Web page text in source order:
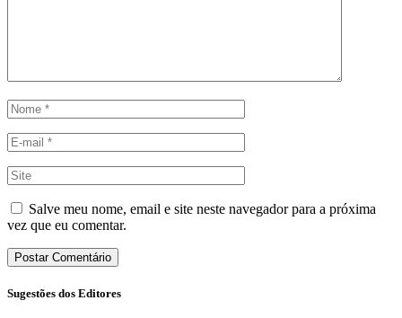
Salve meu nome, email e site neste navegador para a próxima
vez que eu comentar.
Sugestões dos Editores